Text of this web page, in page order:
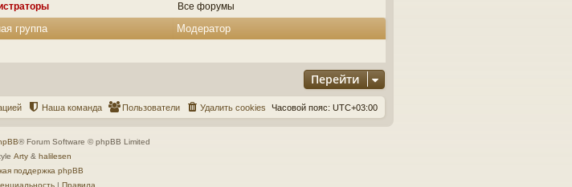
Все форумы
группа Модератор
Перейти
Часовой пояс: UTC+03:00
Удалить cookies
Пользователи
Наша команда
® Forum Software © phpBB Limited
Arty & halilesen
поддержка phpBB
| Правила